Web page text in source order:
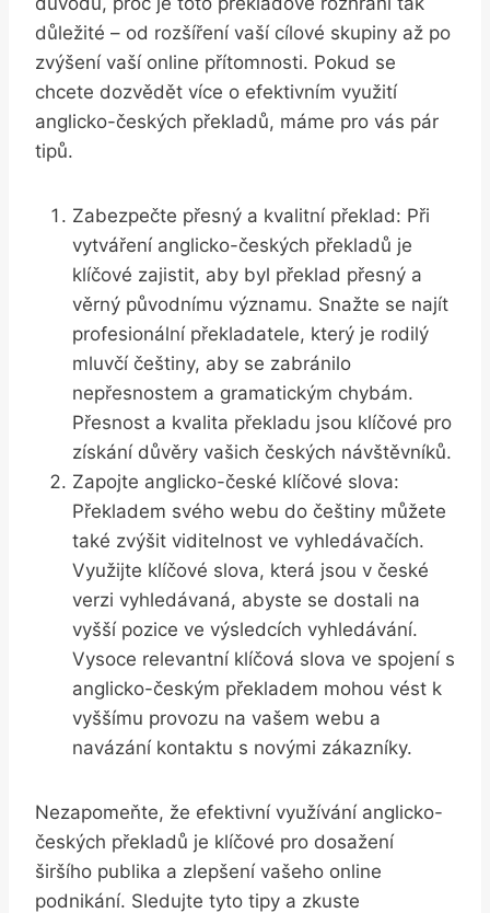
důležité – od rozšíření vaší cílové skupiny až po
zvýšení vaší online přítomnosti. Pokud se
chcete dozvědět více o efektivním využití
anglicko-českých překladů, máme pro vás pár
tipů.
Zabezpečte přesný a kvalitní překlad: Při
vytváření anglicko-českých překladů je
klíčové zajistit, aby byl překlad přesný a
věrný původnímu významu. Snažte se najít
profesionální překladatele, který je rodilý
mluvčí češtiny, aby se zabránilo
nepřesnostem a gramatickým chybám.
Přesnost a kvalita překladu jsou klíčové pro
získání důvěry vašich českých návštěvníků.
Zapojte anglicko-české klíčové slova:
Překladem svého webu do češtiny můžete
také zvýšit viditelnost ve vyhledávačích.
Využijte klíčové slova, která jsou v české
verzi vyhledávaná, abyste se dostali na
vyšší pozice ve výsledcích vyhledávání.
Vysoce relevantní klíčová slova ve spojení s
anglicko-českým překladem mohou vést k
vyššímu provozu na vašem webu a
navázání kontaktu s novými zákazníky.
Nezapomeňte, že efektivní využívání anglicko-
českých překladů je klíčové pro dosažení
širšího publika a zlepšení vašeho online
podnikání. Sledujte tyto tipy a zkuste